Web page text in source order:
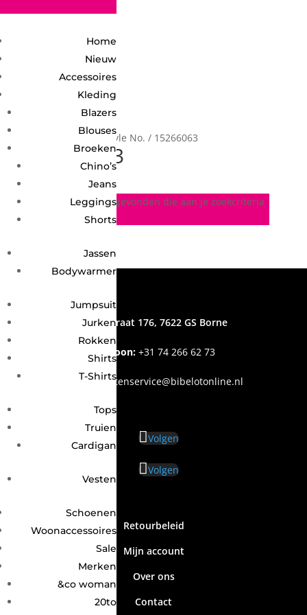
Home
Nieuw
Accessoires
Kleding
Blazers
Blouses
Broeken
Chino’s
Jeans
Leggings
Shorts
Jassen
Bodywarmer
Jumpsuit
Jurken
Rokken
Shirts
T-Shirts
Tops
Truien
Cardigan
Vesten
Schoenen
Woonaccessoires
Sale
Merken
&co woman
20to
/ Product Style No. / 15266063
15266063
Geen producten gevonden die aan je zoekcriteria
Grotestraat 176, 7622 GS Borne
Telefoon: +31 74 266 62 73
Email:klantenservice@bibelotonline.nl
Volgen
Volgen
Retourbeleid
Mijn account
Over ons
Contact